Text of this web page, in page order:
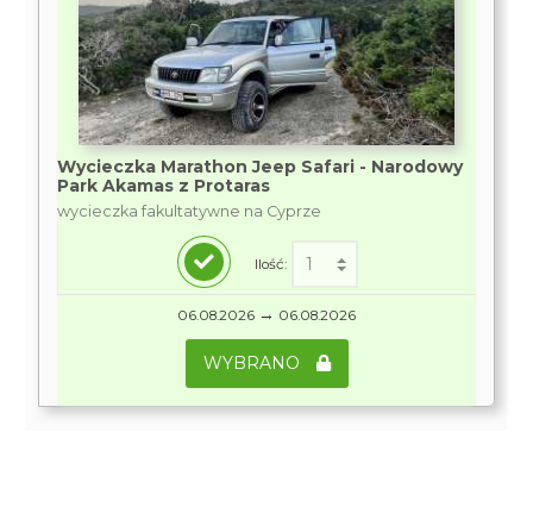
Wycieczka Marathon Jeep Safari - Narodowy
Park Akamas z Protaras
wycieczka fakultatywne na Cyprze
Ilość:
06.08.2026 → 06.08.2026
WYBRANO